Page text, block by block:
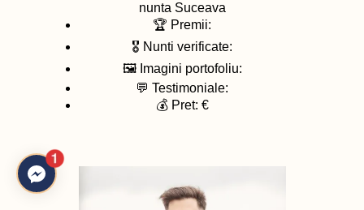
nunta Suceava
🏆 Premii:
🎖️ Nunti verificate:
🖼️ Imagini portofoliu:
💬 Testimoniale:
💰 Pret: €